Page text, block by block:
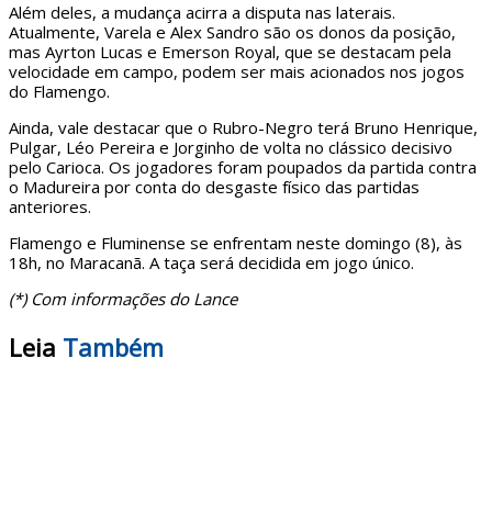
Além deles, a mudança acirra a disputa nas laterais.
Atualmente, Varela e Alex Sandro são os donos da posição,
mas Ayrton Lucas e Emerson Royal, que se destacam pela
velocidade em campo, podem ser mais acionados nos jogos
do Flamengo.
Ainda, vale destacar que o Rubro-Negro terá Bruno Henrique,
Pulgar, Léo Pereira e Jorginho de volta no clássico decisivo
pelo Carioca. Os jogadores foram poupados da partida contra
o Madureira por conta do desgaste físico das partidas
anteriores.
Flamengo e Fluminense se enfrentam neste domingo (8), às
18h, no Maracanã. A taça será decidida em jogo único.
(*) Com informações do Lance
Leia Também